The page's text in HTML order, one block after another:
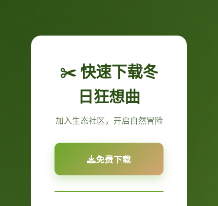
✂️ 快速下载冬
日狂想曲
加入生态社区，开启自然冒险
免费下载